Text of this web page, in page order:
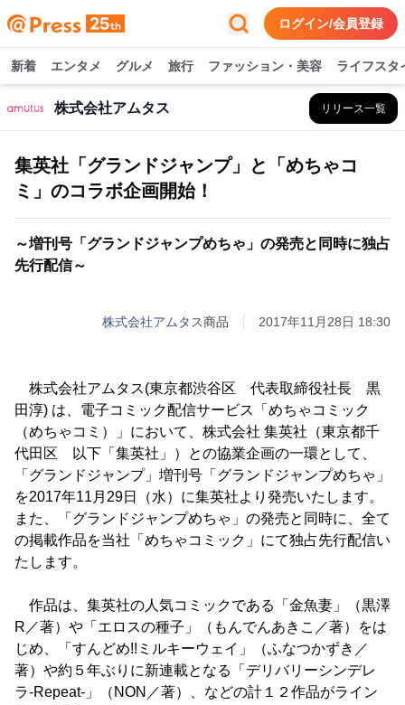
ログイン/会員登録
新着 エンタメ グルメ 旅行 ファッション・美容 ライフスタ
株式会社アムタス リリース一覧
集英社「グランドジャンプ」と「めちゃコ
ミ」のコラボ企画開始！
～増刊号「グランドジャンプめちゃ」の発売と同時に独占
先行配信～
株式会社アムタス商品 2017年11月28日 18:30
株式会社アムタス(東京都渋谷区 代表取締役社長 黒
田淳) は、電子コミック配信サービス「めちゃコミック
（めちゃコミ）」において、株式会社 集英社（東京都千
代田区 以下「集英社」）との協業企画の一環として、
「グランドジャンプ」増刊号「グランドジャンプめちゃ」
を2017年11月29日（水）に集英社より発売いたします。
また、「グランドジャンプめちゃ」の発売と同時に、全て
の掲載作品を当社「めちゃコミック」にて独占先行配信い
たします。
作品は、集英社の人気コミックである「金魚妻」（黒澤
R／著）や「エロスの種子」（もんでんあきこ／著）をは
じめ、「すんどめ!!ミルキーウェイ」（ふなつかずき／
著）や約５年ぶりに新連載となる「デリバリーシンデレ
ラ-Repeat-」（NON／著）、などの計１２作品がライン